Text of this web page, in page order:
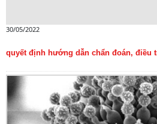
30/05/2022
quyết định hướng dẫn chẩn đoán, điều